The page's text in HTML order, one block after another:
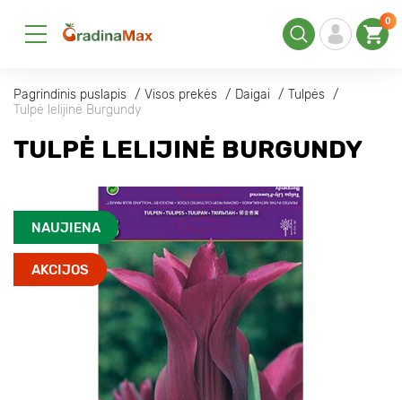
0
Pagrindinis puslapis Visos prekės Daigai
Tulpės
Tulpė lelijinė Burgundy
TULPĖ LELIJINĖ BURGUNDY
NAUJIENA
AKCIJOS